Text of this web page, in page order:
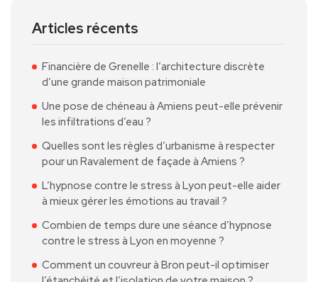
Articles récents
Financière de Grenelle : l’architecture discrète
d’une grande maison patrimoniale
Une pose de chéneau à Amiens peut-elle prévenir
les infiltrations d’eau ?
Quelles sont les règles d’urbanisme à respecter
pour un Ravalement de façade à Amiens ?
L’hypnose contre le stress à Lyon peut-elle aider
à mieux gérer les émotions au travail ?
Combien de temps dure une séance d’hypnose
contre le stress à Lyon en moyenne ?
Comment un couvreur à Bron peut-il optimiser